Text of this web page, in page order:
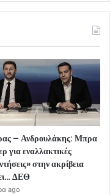
– Ανδρουλάκης: Μπρα
για εναλλακτικές
στην ακρίβεια
ΔΕΘ
ago